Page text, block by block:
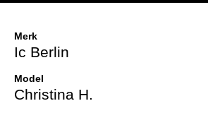
Merk
Ic Berlin
Model
Christina H.